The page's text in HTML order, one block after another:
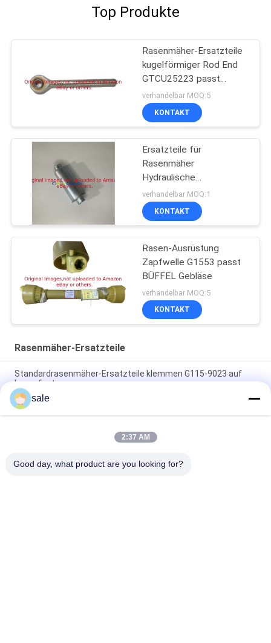
Top Produkte
Rasenmäher-Ersatzteile
kugelförmiger Rod End
GTCU25223 passt
Deere-Mäher
verhandelbar MOQ:5
KONTAKT
Ersatzteile für
Rasenmäher
Hydraulische
Ölspülmaschine
GTCA13646 Passt zu
Deere Leichtbaumesser
verhandelbar MOQ:1
KONTAKT
Rasen-Ausrüstung
Zapfwelle G1553 passt
BÜFFEL Gebläse
verhandelbar MOQ:5
KONTAKT
Rasenmäher-Ersatzteile
Standardrasenmäher-Ersatzteile klemmen G115-9023 auf
Lager fest
Standardgrößen-Rasenmäher-Ersatzteil-Klammer
GAET11311 passt Deere
Ersatzteile für Rasenmäher Halterung - Yoke Adapter Cap
sale
2:37 AM
Good day, what product are you looking for?